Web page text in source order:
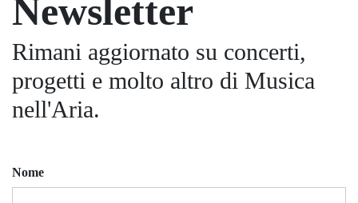
Newsletter
Rimani aggiornato su concerti,
progetti e molto altro di Musica
nell'Aria.
Nome